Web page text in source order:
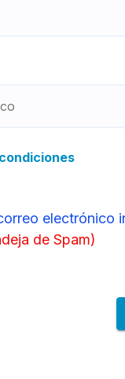
electrónico
de Spam)